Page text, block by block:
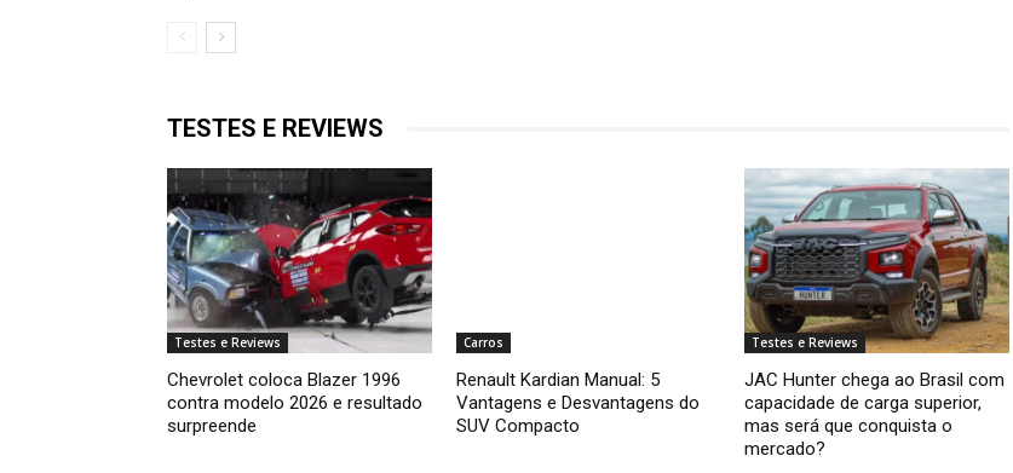
TESTES E REVIEWS
Testes e Reviews
Chevrolet coloca Blazer 1996
contra modelo 2026 e resultado
surpreende
Carros
Renault Kardian Manual: 5
Vantagens e Desvantagens do
SUV Compacto
Testes e Reviews
JAC Hunter chega ao Brasil com
capacidade de carga superior,
mas será que conquista o
mercado?